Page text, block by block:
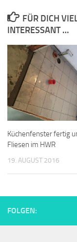
FÜR DICH
INTERESSANT …
Küchenfenster fertig
Fliesen im HWR
19. AUGUST 2016
FOLGEN: